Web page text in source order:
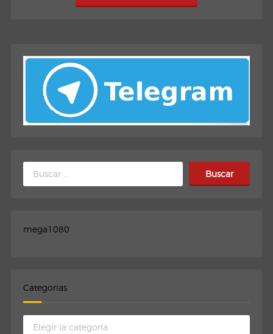
Buscar:
mega1080
Categorias
Categorias